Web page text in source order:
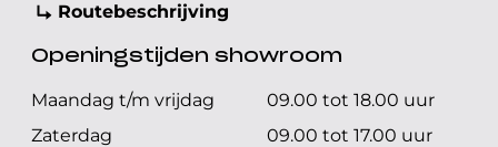
Routebeschrijving
Openingstijden showroom
Maandag t/m vrijdag
09.00 tot 18.00 uur
Zaterdag
09.00 tot 17.00 uur